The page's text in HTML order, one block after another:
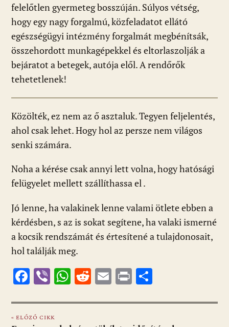
felelőtlen gyermeteg bosszúján. Súlyos vétség,
hogy egy nagy forgalmú, közfeladatot ellátó
egészségügyi intézmény forgalmát megbénítsák,
összehordott munkagépekkel és eltorlaszolják a
bejáratot a betegek, autója elől. A rendőrők
tehetetlenek!
Közölték, ez nem az ő asztaluk. Tegyen feljelentés,
ahol csak lehet. Hogy hol az persze nem világos
senki számára.
Noha a kérése csak annyi lett volna, hogy hatósági
felügyelet mellett szállíthassa el .
Jó lenne, ha valakinek lenne valami ötlete ebben a
kérdésben, s az is sokat segítene, ha valaki ismerné
a kocsik rendszámát és értesítené a tulajdonosait,
hol találják meg.
F
e
Vi
er
W
at
R
d
E
ai
Pr
t za
« ELŐZŐ CIKK